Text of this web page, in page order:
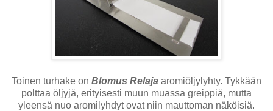
Toinen turhake on Blomus Relaja aromiöljylyhty. Tykkään
polttaa öljyjä, erityisesti muun muassa greippiä, mutta
yleensä nuo aromilyhdyt ovat niin mauttoman näköisiä.